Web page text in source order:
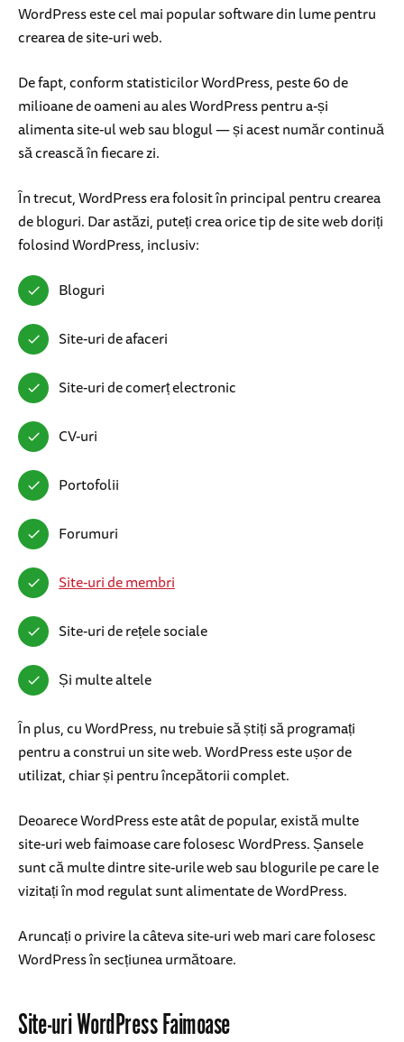
WordPress este cel mai popular software din lume pentru
crearea de site-uri web.
De fapt, conform statisticilor WordPress, peste 60 de
milioane de oameni au ales WordPress pentru a-și
alimenta site-ul web sau blogul — și acest număr continuă
să crească în fiecare zi.
În trecut, WordPress era folosit în principal pentru crearea
de bloguri. Dar astăzi, puteți crea orice tip de site web doriți
folosind WordPress, inclusiv:
Bloguri
Site-uri de afaceri
Site-uri de comerț electronic
CV-uri
Portofolii
Forumuri
Site-uri de membri
Site-uri de rețele sociale
Și multe altele
În plus, cu WordPress, nu trebuie să știți să programați
pentru a construi un site web. WordPress este ușor de
utilizat, chiar și pentru începătorii complet.
Deoarece WordPress este atât de popular, există multe
site-uri web faimoase care folosesc WordPress. Șansele
sunt că multe dintre site-urile web sau blogurile pe care le
vizitați în mod regulat sunt alimentate de WordPress.
Aruncați o privire la câteva site-uri web mari care folosesc
WordPress în secțiunea următoare.
Site-uri WordPress Faimoase